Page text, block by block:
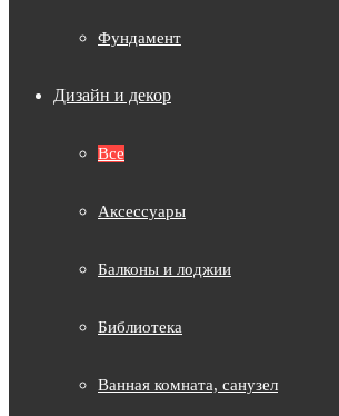
Фундамент
Дизайн и декор
Все
Аксессуары
Балконы и лоджии
Библиотека
Ванная комната, санузел